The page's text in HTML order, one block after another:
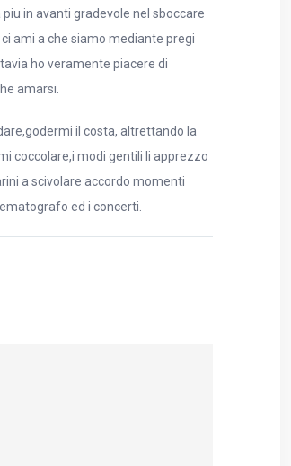
in avanti gradevole nel sboccare
ami a che siamo mediante pregi
ho veramente piacere di
amarsi.
il costa, altrettando la
coccolare,i modi gentili li apprezzo
a scivolare accordo momenti
ed i concerti.